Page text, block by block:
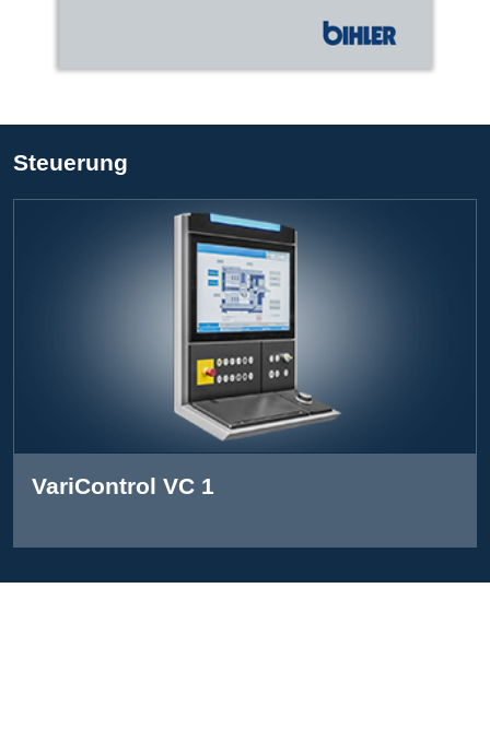
Steuerung
VariControl VC 1